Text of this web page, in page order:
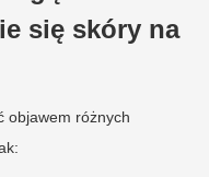
się skóry na
objawem różnych